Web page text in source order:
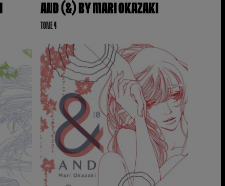
AND (&) BY MARI OKAZAKI
TOME 4